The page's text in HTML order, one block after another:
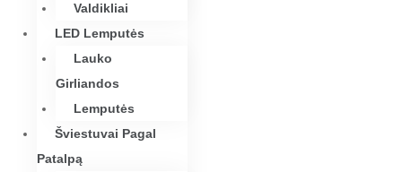
Valdikliai
LED Lemputės
Lauko
Girliandos
Lemputės
Šviestuvai Pagal
Patalpą